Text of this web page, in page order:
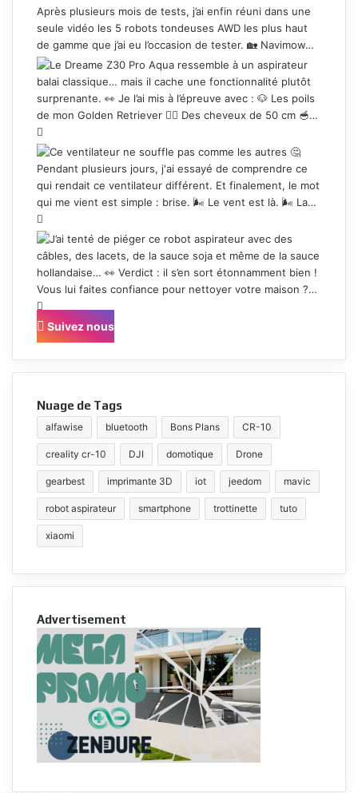
Suivez nous
Nuage de Tags
alfawise bluetooth Bons Plans CR-10
creality cr-10 DJI domotique Drone
gearbest imprimante 3D iot jeedom mavic
robot aspirateur smartphone trottinette tuto
xiaomi
Advertisement